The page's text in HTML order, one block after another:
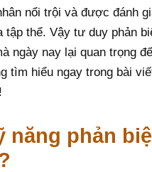
nổi trội và được đánh
tập thể. Vậy tư duy phản
ngày nay lại quan trọng
tìm hiểu ngay trong bài
năng phản